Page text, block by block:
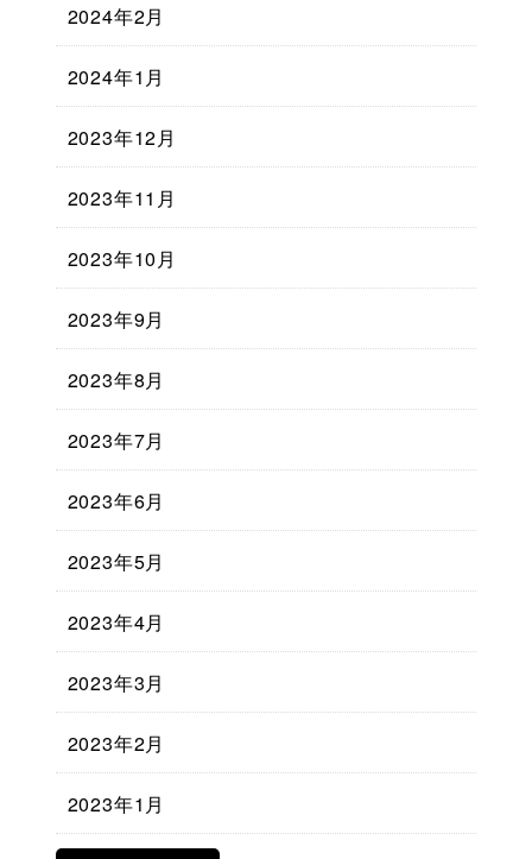
2024年2月
2024年1月
2023年12月
2023年11月
2023年10月
2023年9月
2023年8月
2023年7月
2023年6月
2023年5月
2023年4月
2023年3月
2023年2月
2023年1月